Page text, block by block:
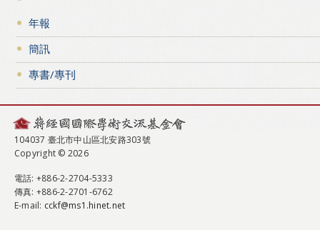
年報
簡訊
專書/專刊
104037 臺北市中山區北安路303號
Copyright © 2026
電話: +886-2-2704-5333
傳真: +886-2-2701-6762
E-mail: cckf@ms1.hinet.net